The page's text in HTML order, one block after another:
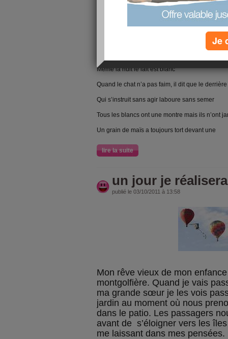
La rivière a beau être à sec elle garde son nom
Même la nuit le lait est blanc
Quand le chat n’a pas faim, il dit que le
Qui s’instruit sans agir laboure sans semer
Tous les blancs ont une montre mais ils n’ont
Un grain de maïs a toujours tort devant une
lire la suite
un jour je
publié le 03/10/2011 à 13:58
Mon rêve vieux de mon
montgolfière. Quand je vais
ma grande sœur je les vois
jardin au moment où nous
dans le patio. Les passagers
avant de s’éloigner vers les
me laissant dans mes pensées.
Je